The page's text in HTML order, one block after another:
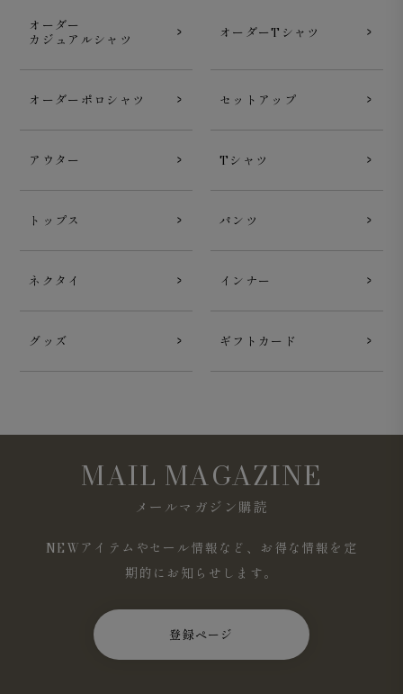
オーダー
カジュアルシャツ
オーダーTシャツ
オーダーポロシャツ セットアップ
アウター Tシャツ
トップス パンツ
ネクタイ インナー
グッズ ギフトカード
MAIL MAGAZINE
メールマガジン購読
NEWアイテムやセール情報など、お得な情報を定
期的にお知らせします。
登録ページ